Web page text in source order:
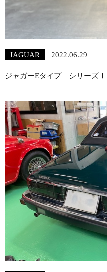
JAGUAR 2022.06.29
ジャガーEタイプ シリーズ